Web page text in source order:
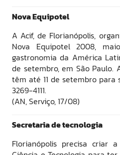
Nova Equipotel
A Acif, de Florianópolis,
Nova Equipotel 2008,
gastronomia da América
de setembro, em São Paulo.
têm até 11 de setembro para
3269-4111.
(AN, Serviço, 17/08)
Secretaria de tecnologia
Florianópolis precisa criar